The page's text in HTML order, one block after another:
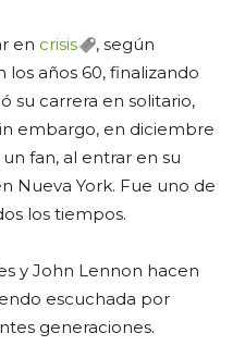
en crisis
, según
años 60, finalizando
su carrera en solitario,
embargo, en diciembre
fan, al entrar en su
Nueva York. Fue uno de
los tiempos.
y John Lennon hacen
escuchada por
generaciones.